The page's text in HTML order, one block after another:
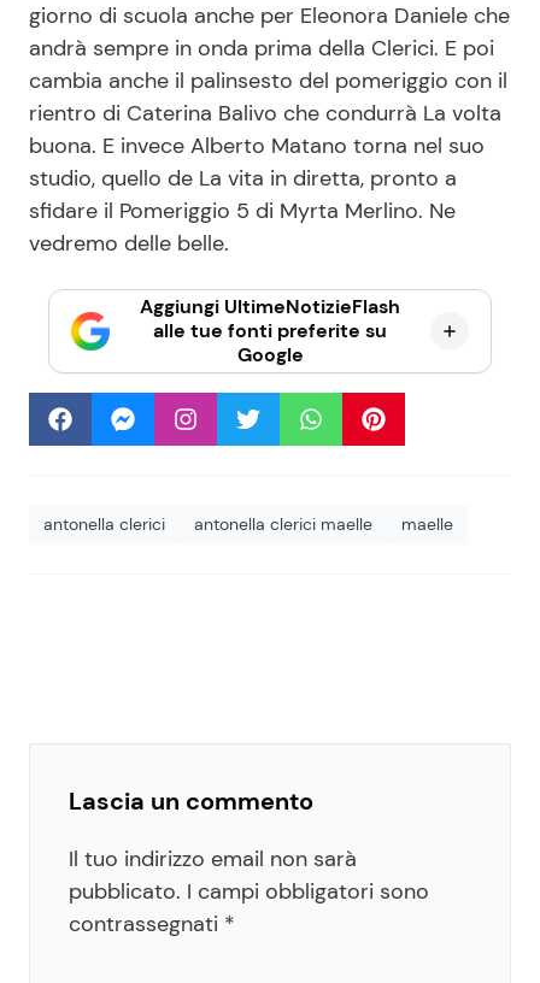
giorno di scuola anche per Eleonora Daniele che
andrà sempre in onda prima della Clerici. E poi
cambia anche il palinsesto del pomeriggio con il
rientro di Caterina Balivo che condurrà La volta
buona. E invece Alberto Matano torna nel suo
studio, quello de La vita in diretta, pronto a
sfidare il Pomeriggio 5 di Myrta Merlino. Ne
vedremo delle belle.
Aggiungi UltimeNotizieFlash
alle tue fonti preferite su
Google
antonella clerici antonella clerici maelle maelle
Lascia un commento
Il tuo indirizzo email non sarà
pubblicato. I campi obbligatori sono
contrassegnati *